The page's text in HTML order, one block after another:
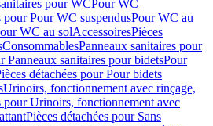
pour WCPour WC
pour Pour WC suspendusPour WC au
WC au solAccessoiresPièces
ConsommablesPanneaux sanitaires pour
Panneaux sanitaires pour bidetsPour
détachées pour Pour bidets
Urinoirs, fonctionnement avec rinçage,
pour Urinoirs, fonctionnement avec
Pièces détachées pour Sans